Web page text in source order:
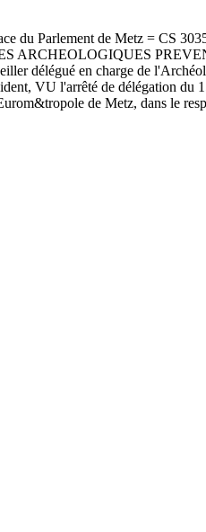
Parlement de Metz = CS
ARCHEOLOGIQUES
délégué en charge de
VU l'arrêté de délégation du
de Metz, dans le